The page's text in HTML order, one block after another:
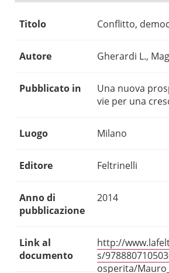
Titolo Conflitto,
Autore Gherardi L.,
Pubblicato in
Una nuova
vie per una
Luogo Milano
Editore Feltrinelli
Anno di
pubblicazione
2014
Link al
documento
http://
s/
osperita/